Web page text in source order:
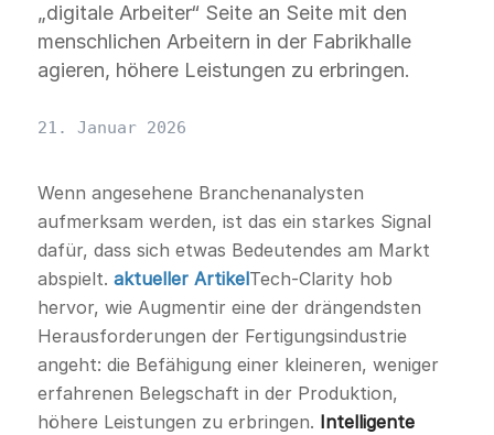
„digitale Arbeiter“ Seite an Seite mit den
menschlichen Arbeitern in der Fabrikhalle
agieren, höhere Leistungen zu erbringen.
21. Januar 2026
Wenn angesehene Branchenanalysten
aufmerksam werden, ist das ein starkes Signal
dafür, dass sich etwas Bedeutendes am Markt
abspielt. aktueller ArtikelTech-Clarity hob
hervor, wie Augmentir eine der drängendsten
Herausforderungen der Fertigungsindustrie
angeht: die Befähigung einer kleineren, weniger
erfahrenen Belegschaft in der Produktion,
höhere Leistungen zu erbringen. Intelligente